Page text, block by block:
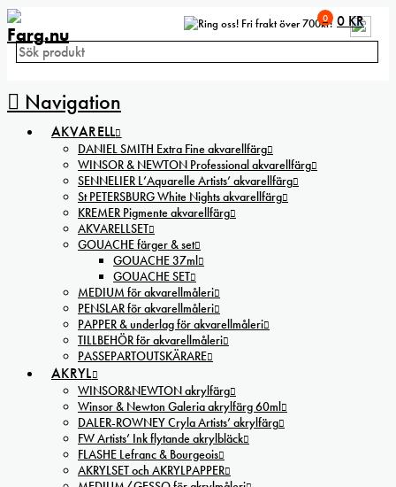
Fri frakt över 700kr!
Navigation
0 0 KR
AKVARELL
DANIEL SMITH Extra Fine akvarellfärg
WINSOR & NEWTON Professional akvarellfärg
SENNELIER L’Aquarelle Artists’ akvarellfärg
St PETERSBURG White Nights akvarellfärg
KREMER Pigmente akvarellfärg
AKVARELLSET
GOUACHE färger & set
GOUACHE 37ml
GOUACHE SET
MEDIUM för akvarellmåleri
PENSLAR för akvarellmåleri
PAPPER & underlag för akvarellmåleri
TILLBEHÖR för akvarellmåleri
PASSEPARTOUTSKÄRARE
AKRYL
WINSOR&NEWTON akrylfärg
Winsor & Newton Galeria akrylfärg 60ml
DALER-ROWNEY Cryla Artists’ akrylfärg
FW Artists’ Ink flytande akrylbläck
FLASHE Lefranc & Bourgeois
AKRYLSET och AKRYLPAPPER